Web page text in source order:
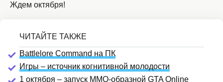
Ждем октября!
Battlelore Command на ПК
Игры – источник когнитивной молодости
1 октября – запуск MMO-образной GTA Online